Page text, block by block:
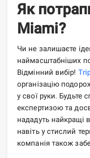
Як
Miami?
Чи не залишаєте
наймасштабніших
Відмінний вибір!
організацію
у свої руки. Будьте
експертизою та
нададуть найкращі
навіть у стислий
компанія також